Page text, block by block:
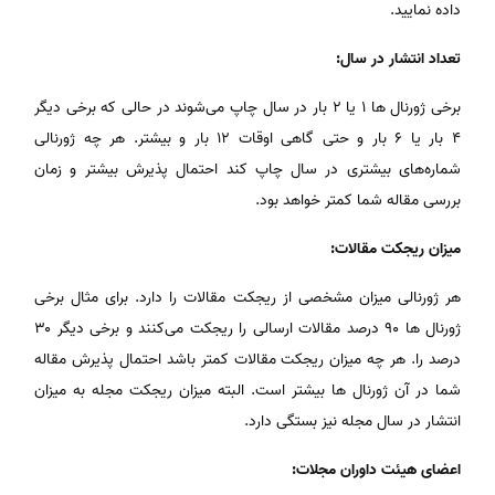
داده نمایید.
تعداد انتشار در سال:
برخی ژورنال ها ۱ یا ۲ بار در سال چاپ می‌شوند در حالی که برخی دیگر
۴ بار یا ۶ بار و حتی گاهی اوقات ۱۲ بار و بیشتر. هر چه ژورنالی
شماره‌های بیشتری در سال چاپ کند احتمال پذیرش بیشتر و زمان
بررسی مقاله شما کمتر خواهد بود.
میزان ریجکت مقالات:
هر ژورنالی میزان مشخصی از ریجکت مقالات را دارد. برای مثال برخی
ژورنال ها ۹۰ درصد مقالات ارسالی را ریجکت می‌کنند و برخی دیگر ۳۰
درصد را. هر چه میزان ریجکت مقالات کمتر باشد احتمال پذیرش مقاله
شما در آن ژورنال ها بیشتر است. البته میزان ریجکت مجله به میزان
انتشار در سال مجله نیز بستگی دارد.
اعضای هیئت داوران مجلات: